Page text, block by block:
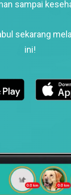
sampai
sekarang
ini!